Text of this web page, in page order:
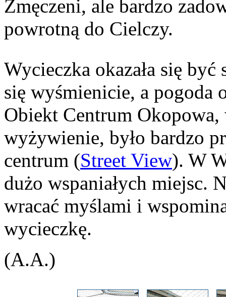
Zmęczeni, ale bardzo
powrotną do Cielczy.
Wycieczka okazała się
się wyśmienicie, a pogoda
Obiekt Centrum
wyżywienie, było bardzo
centrum (Street View). W
dużo wspaniałych miejsc.
wracać myślami i
wycieczkę.
(A.A.)